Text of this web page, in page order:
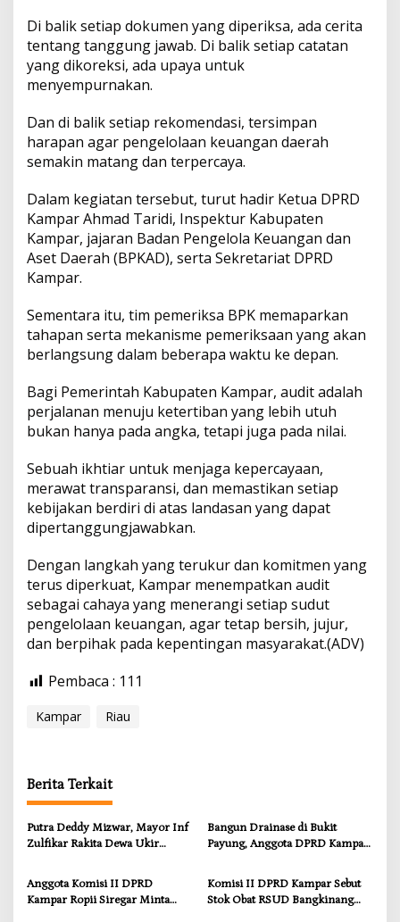
Di balik setiap dokumen yang diperiksa, ada cerita
tentang tanggung jawab. Di balik setiap catatan
yang dikoreksi, ada upaya untuk
menyempurnakan.
Dan di balik setiap rekomendasi, tersimpan
harapan agar pengelolaan keuangan daerah
semakin matang dan terpercaya.
Dalam kegiatan tersebut, turut hadir Ketua DPRD
Kampar Ahmad Taridi, Inspektur Kabupaten
Kampar, jajaran Badan Pengelola Keuangan dan
Aset Daerah (BPKAD), serta Sekretariat DPRD
Kampar.
Sementara itu, tim pemeriksa BPK memaparkan
tahapan serta mekanisme pemeriksaan yang akan
berlangsung dalam beberapa waktu ke depan.
Bagi Pemerintah Kabupaten Kampar, audit adalah
perjalanan menuju ketertiban yang lebih utuh
bukan hanya pada angka, tetapi juga pada nilai.
Sebuah ikhtiar untuk menjaga kepercayaan,
merawat transparansi, dan memastikan setiap
kebijakan berdiri di atas landasan yang dapat
dipertanggungjawabkan.
Dengan langkah yang terukur dan komitmen yang
terus diperkuat, Kampar menempatkan audit
sebagai cahaya yang menerangi setiap sudut
pengelolaan keuangan, agar tetap bersih, jujur,
dan berpihak pada kepentingan masyarakat.(ADV)
Pembaca : 111
Kampar Riau
Berita Terkait
Putra Deddy Mizwar, Mayor Inf
Zulfikar Rakita Dewa Ukir
Bangun Drainase di Bukit
Payung, Anggota DPRD Kampar
Infrastruktur yang Menyentuh
Kebutuhan Dasar
Anggota Komisi II DPRD
Kampar Ropii Siregar Minta
Komisi II DPRD Kampar Sebut
Stok Obat RSUD Bangkinang